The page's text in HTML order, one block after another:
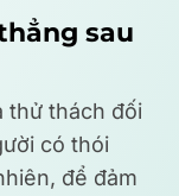
sau
thử thách đối
có thói
để đảm